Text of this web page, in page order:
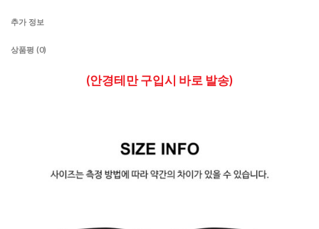
추가 정보
상품평 (0)
(안경테만 구입시 바로 발송)